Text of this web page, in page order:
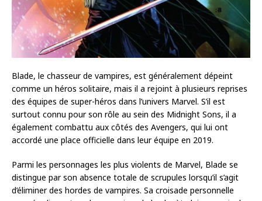
Blade, le chasseur de vampires, est généralement dépeint
comme un héros solitaire, mais il a rejoint à plusieurs reprises
des équipes de super-héros dans l’univers Marvel. S’il est
surtout connu pour son rôle au sein des Midnight Sons, il a
également combattu aux côtés des Avengers, qui lui ont
accordé une place officielle dans leur équipe en 2019.
Parmi les personnages les plus violents de Marvel, Blade se
distingue par son absence totale de scrupules lorsqu’il s’agit
d’éliminer des hordes de vampires. Sa croisade personnelle